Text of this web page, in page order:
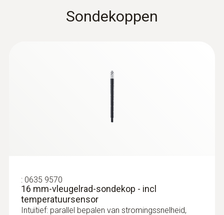
en de totale lengte van de sonde uitgebreid
€ 1.051,00
€ 1.271,71
Sondekoppen
: 0635 9570
16 mm-vleugelrad-sondekop - incl
temperatuursensor
Intuïtief: parallel bepalen van stromingssnelheid,